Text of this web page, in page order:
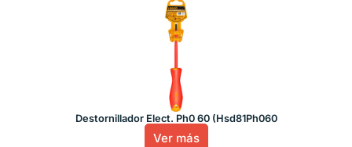
Destornillador Elect. Ph0 60 (Hsd81Ph060
Ver más